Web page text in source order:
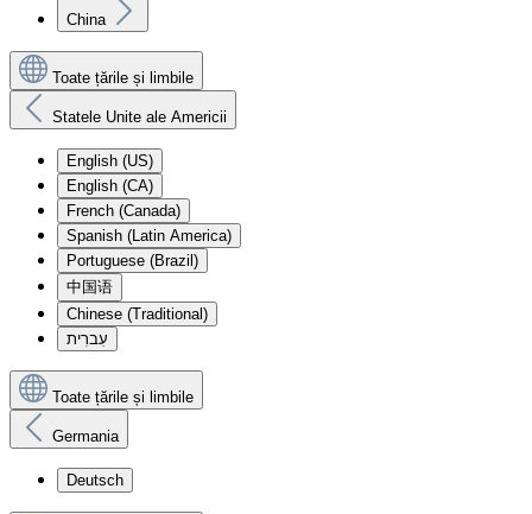
China
Toate țările și limbile
Statele Unite ale Americii
English (US)
English (CA)
French (Canada)
Spanish (Latin America)
Portuguese (Brazil)
中国语
Chinese (Traditional)
עִברִית
Toate țările și limbile
Germania
Deutsch